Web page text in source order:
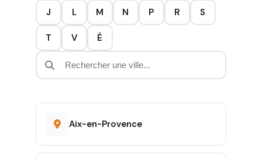
J L M N P R S
T V É
Aix-en-Provence